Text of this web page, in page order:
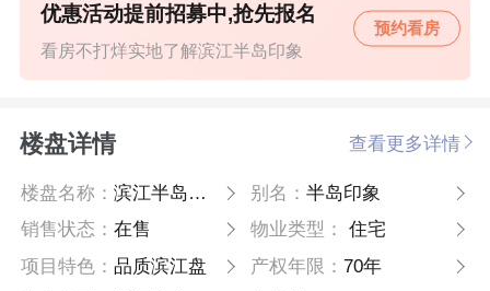
看房不打烊实地了解滨江半岛印象
优惠活动提前招募中,抢先报名
预约看房
楼盘详情 查看更多详情
楼盘名称：滨江半岛印象 别名： 半岛印象
销售状态：在售 物业类型：
住宅
项目特色：品质滨江盘 产权年限： 70年